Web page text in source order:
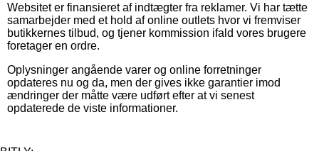
Websitet er finansieret af indtægter fra reklamer. Vi har tætte
samarbejder med et hold af online outlets hvor vi fremviser
butikkernes tilbud, og tjener kommission ifald vores brugere
foretager en ordre.
Oplysninger angående varer og online forretninger
opdateres nu og da, men der gives ikke garantier imod
ændringer der måtte være udført efter at vi senest
opdaterede de viste informationer.